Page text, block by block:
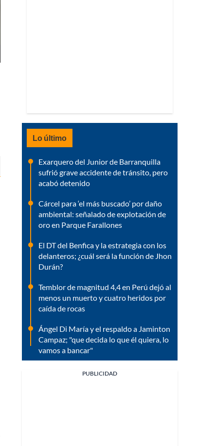
Lo último
Exarquero del Junior de Barranquilla
sufrió grave accidente de tránsito, pero
acabó detenido
Cárcel para ‘el más buscado’ por daño
ambiental: señalado de explotación de
oro en Parque Farallones
El DT del Benfica y la estrategia con los
delanteros; ¿cuál será la función de Jhon
Durán?
Temblor de magnitud 4,4 en Perú dejó al
menos un muerto y cuatro heridos por
caída de rocas
Ángel Di María y el respaldo a Jaminton
Campaz; "que decida lo que él quiera, lo
vamos a bancar"
PUBLICIDAD